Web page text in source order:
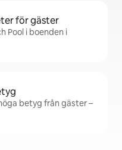
för gäster
Pool i boenden i
betyg från gäster –